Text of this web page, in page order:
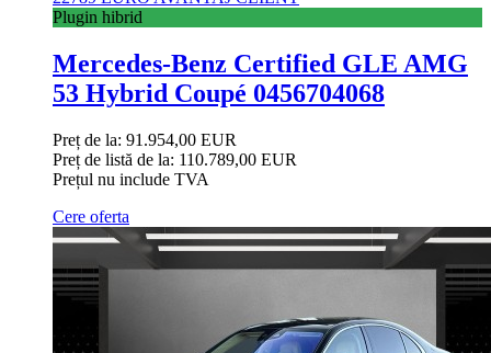
Plugin hibrid
Mercedes-Benz Certified GLE AMG
53 Hybrid Coupé 0456704068
Preț de la: 91.954,00 EUR
Preț de listă de la: 110.789,00 EUR
Prețul nu include TVA
Cere oferta